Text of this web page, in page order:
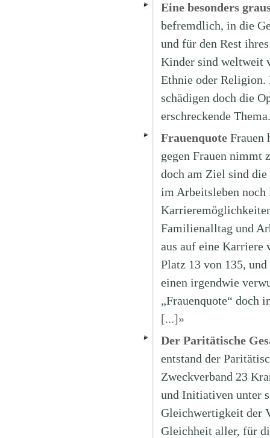
Eine besonders
befremdlich, in die
und für den Rest
Kinder sind weltweit
Ethnie oder
schädigen doch die
erschreckende
Frauenquote Frauen
gegen Frauen nimmt
doch am Ziel sind die
im Arbeitsleben noch
Familienalltag und
aus auf eine Karriere
Platz 13 von 135,
einen irgendwie
„Frauenquote“ doch
[...]»
Der Paritätische
entstand der
Zweckverband 23
und Initiativen unter
Gleichwertigkeit der
Gleichheit aller, für